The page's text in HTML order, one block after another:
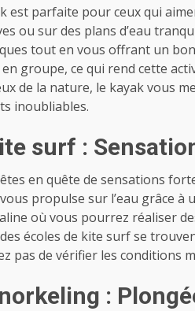
est parfaite pour ceux qui
ou sur des plans d’eau
tout en vous offrant un
groupe, ce qui rend cette
de la nature, le kayak vous
inoubliables.
surf :
en quête de sensations
propulse sur l’eau grâce
où vous pourrez réaliser
écoles de kite surf se
pas de vérifier les conditions
: